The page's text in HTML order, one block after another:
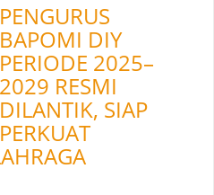
PENGURUS
BAPOMI DIY
PERIODE 2025–
2029 RESMI
DILANTIK, SIAP
PERKUAT